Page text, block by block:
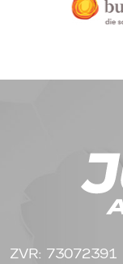
ZVR: 73072391